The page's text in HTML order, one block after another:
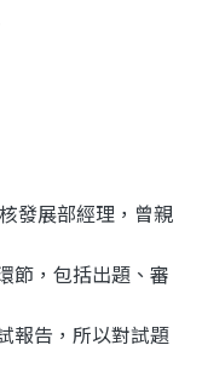
發展部經理，曾親
節，包括出題、審
報告，所以對試題